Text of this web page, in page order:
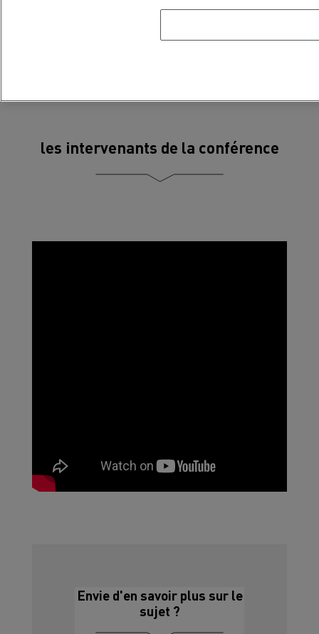
gratuitement
les intervenants de la conférence
Envie d'en savoir plus sur le
sujet ?